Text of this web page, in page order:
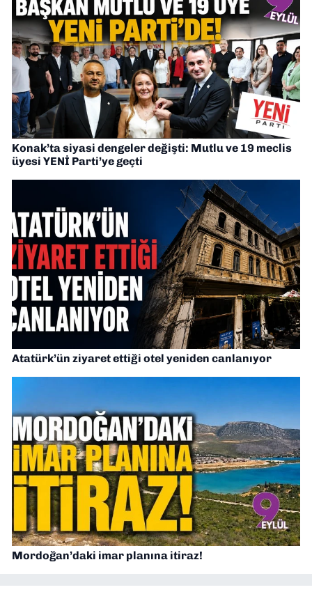
Konak’ta siyasi dengeler değişti: Mutlu ve 19 meclis
üyesi YENİ Parti’ye geçti
Atatürk’ün ziyaret ettiği otel yeniden canlanıyor
Mordoğan’daki imar planına itiraz!